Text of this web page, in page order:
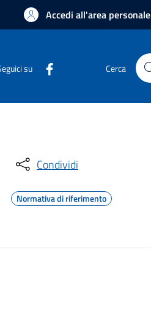
Accedi all'area personale
su Cerca
Condividi
Normativa di riferimento